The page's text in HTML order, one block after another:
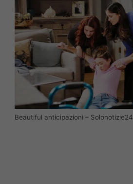
Beautiful anticipazioni – Solonotizie24